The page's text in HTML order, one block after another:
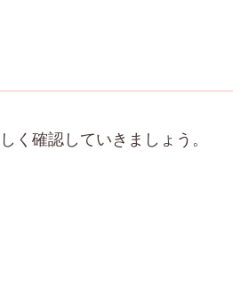
く確認していきましょう。